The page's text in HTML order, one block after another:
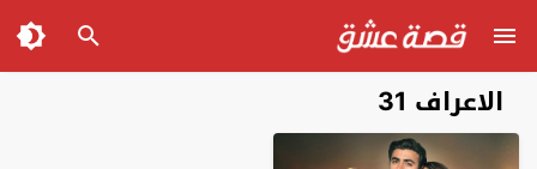
الاعراف 31